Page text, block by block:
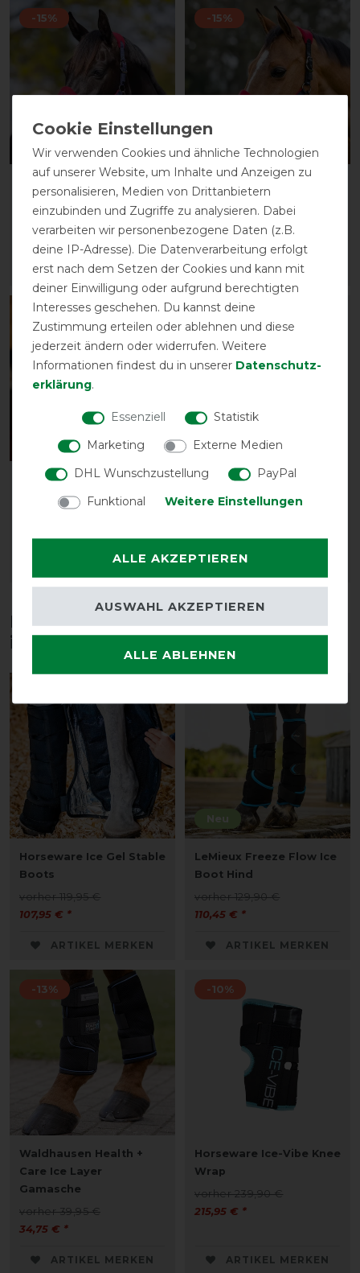
-15%
Headcollar & Leadrope
vorher 44,95 €
ARTIKEL MERKEN
-15%
LeMieux Vogue
vorher 40,95 €
34,80 € *
ARTIKEL MERKEN
-15%
LeMieux Vogue
Headcollar & Leadrope
38,20 € *
Neu
-15%
LeMieux Vogue
Headcollar & Leadrope
38,20 € *
Diese Produkte könnten dich auch
interessieren
Horseware Ice Gel Stable
Boots
vorher 119,95 €
107,95 € *
ARTIKEL MERKEN
Neu
LeMieux Freeze Flow Ice
Boot Hind
vorher 129,90 €
110,45 € *
ARTIKEL MERKEN
-13%
Waldhausen Health +
Care Ice Layer
Gamasche
vorher 39,95 €
34,75 € *
ARTIKEL MERKEN
-10%
Horseware Ice-Vibe Knee
Wrap
vorher 239,90 €
215,95 € *
ARTIKEL MERKEN
Wir verwenden Cookies und ähnliche Technologien
auf unserer Website, um Inhalte und Anzeigen zu
personalisieren, Medien von Drittanbietern
einzubinden und Zugriffe zu analysieren. Dabei
verarbeiten wir personenbezogene Daten (z.B.
deine IP-Adresse). Die Datenverarbeitung erfolgt
erst nach dem Setzen der Cookies und kann mit
deiner Einwilligung oder aufgrund berechtigten
Interesses geschehen. Du kannst deine
Zustimmung erteilen oder ablehnen und diese
jederzeit ändern oder widerrufen. Weitere
Informationen findest du in unserer Daten­schutz­
erklärung.
Essenziell
Statistik
Marketing
Externe Medien
DHL Wunschzustellung
PayPal
Funktional
Weitere Einstellungen
ALLE AKZEPTIEREN
ALLE ABLEHNEN
AUSWAHL AKZEPTIEREN